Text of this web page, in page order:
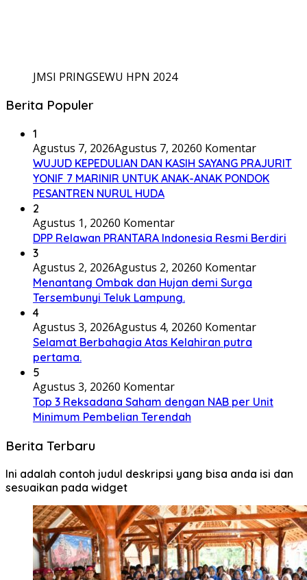
JMSI PRINGSEWU HPN 2024
Berita Populer
1
Agustus 7, 2026Agustus 7, 20260 Komentar
WUJUD KEPEDULIAN DAN KASIH SAYANG PRAJURIT
YONIF 7 MARINIR UNTUK ANAK-ANAK PONDOK
PESANTREN NURUL HUDA
2
Agustus 1, 20260 Komentar
DPP Relawan PRANTARA Indonesia Resmi Berdiri
3
Agustus 2, 2026Agustus 2, 20260 Komentar
Menantang Ombak dan Hujan demi Surga
Tersembunyi Teluk Lampung.
4
Agustus 3, 2026Agustus 4, 20260 Komentar
Selamat Berbahagia Atas Kelahiran putra
pertama.
5
Agustus 3, 20260 Komentar
Top 3 Reksadana Saham dengan NAB per Unit
Minimum Pembelian Terendah
Berita Terbaru
Ini adalah contoh judul deskripsi yang bisa anda isi dan
sesuaikan pada widget